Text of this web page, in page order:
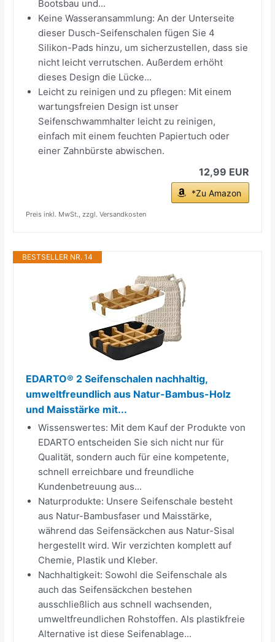
Bootsbau und...
Keine Wasseransammlung: An der Unterseite
dieser Dusch-Seifenschalen fügen Sie 4
Silikon-Pads hinzu, um sicherzustellen, dass sie
nicht leicht verrutschen. Außerdem erhöht
dieses Design die Lücke...
Leicht zu reinigen und zu pflegen: Mit einem
wartungsfreien Design ist unser
Seifenschwammhalter leicht zu reinigen,
einfach mit einem feuchten Papiertuch oder
einer Zahnbürste abwischen.
12,99 EUR
*Zu Amazon
Preis inkl. MwSt., zzgl. Versandkosten
BESTSELLER NR. 14
EDARTO® 2 Seifenschalen nachhaltig,
umweltfreundlich aus Natur-Bambus-Holz
und Maisstärke mit...
Wissenswertes: Mit dem Kauf der Produkte von
EDARTO entscheiden Sie sich nicht nur für
Qualität, sondern auch für eine kompetente,
schnell erreichbare und freundliche
Kundenbetreuung aus...
Naturprodukte: Unsere Seifenschale besteht
aus Natur-Bambusfaser und Maisstärke,
während das Seifensäckchen aus Natur-Sisal
hergestellt wird. Wir verzichten komplett auf
Chemie, Plastik und Kleber.
Nachhaltigkeit: Sowohl die Seifenschale als
auch das Seifensäckchen bestehen
ausschließlich aus schnell wachsenden,
umweltfreundlichen Rohstoffen. Als plastikfreie
Alternative ist diese Seifenablage...